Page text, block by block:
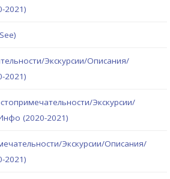
2021)
Экскурсии/Описания/
2021)
Экскурсии/
(2020-2021)
Экскурсии/Описания/
2021)